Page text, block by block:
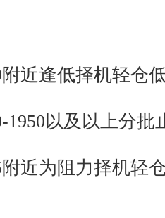
近逢低择机轻仓
以及以上分批
近为阻力择机轻